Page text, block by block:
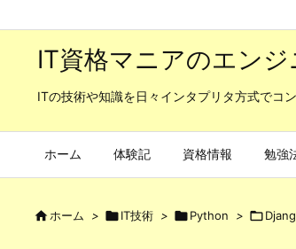
IT資格マニアのエン
ITの技術や知識を日々インタプリタ方式でコ
ホーム 体験記 資格情報 勉強
ホーム > IT技術 > Python > 